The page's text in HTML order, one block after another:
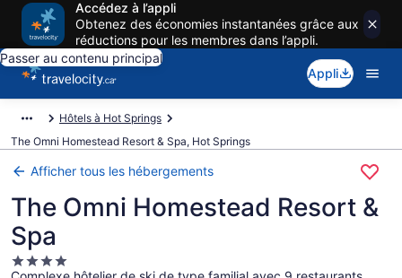
Accédez à l’appli
Obtenez des économies instantanées grâce aux
réductions pour les membres dans l’appli.
Passer au contenu principal
Appli
Hôtels à Hot Springs
The Omni Homestead Resort & Spa, Hot Springs
Afficher tous les hébergements
The Omni Homestead Resort &
Spa
Hébergement